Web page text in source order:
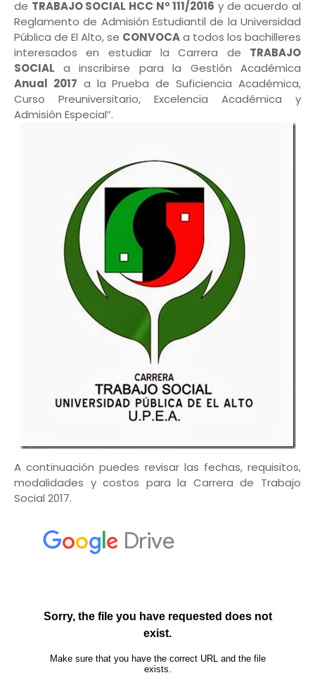
de TRABAJO SOCIAL HCC Nº 111/2016 y de acuerdo al
Reglamento de Admisión Estudiantil de la Universidad
Pública de El Alto, se CONVOCAa todos los bachilleres
interesados en estudiar la Carrera de TRABAJO
SOCIAL a inscribirse para la Gestión Académica
Anual 2017 a la Prueba de Suficiencia Académica,
Curso Preuniversitario, Excelencia Académica y
Admisión Especial”.
A continuación puedes revisar las fechas, requisitos,
modalidades y costos para la Carrera de Trabajo
Social 2017.